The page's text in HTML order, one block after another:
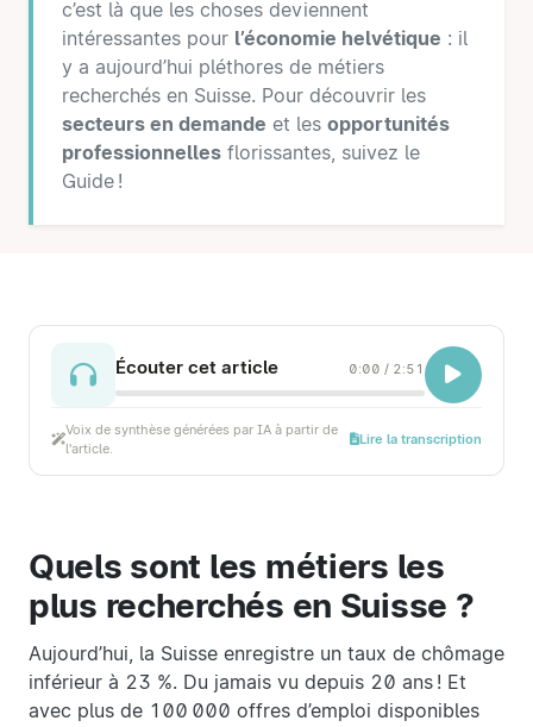
c’est là que les choses deviennent
intéressantes pour l’économie helvétique : il
y a aujourd’hui pléthores de métiers
recherchés en Suisse. Pour découvrir les
secteurs en demande et les opportunités
professionnelles florissantes, suivez le
Guide !
Écouter cet article 0:00 / 2:51
Voix de synthèse générées par IA à partir de
l'article.
Lire la transcription
Quels sont les métiers les
plus recherchés en Suisse ?
Aujourd’hui, la Suisse enregistre un taux de chômage
inférieur à 23 %. Du jamais vu depuis 20 ans ! Et
avec plus de 100 000 offres d’emploi disponibles